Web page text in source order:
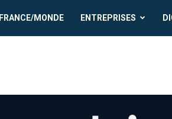
FRANCE/MONDE ENTREPRISES